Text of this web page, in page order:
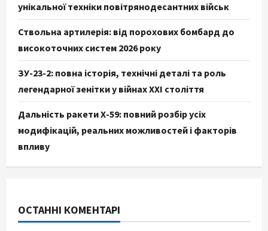
унікальної техніки повітрянодесантних військ
Ствольна артилерія: від порохових бомбард до
високоточних систем 2026 року
ЗУ-23-2: повна історія, технічні деталі та роль
легендарної зенітки у війнах XXI століття
Дальність ракети Х-59: повний розбір усіх
модифікацій, реальних можливостей і факторів
впливу
ОСТАННІ КОМЕНТАРІ